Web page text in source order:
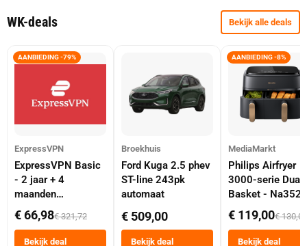
WK-deals Bekijk alle deals
AANBIEDING -79%
ExpressVPN
ExpressVPN Basic
- 2 jaar + 4
maanden
abonnement
€ 66,98€ 321,72
Bekijk deal
Broekhuis
Ford Kuga 2.5 phev
ST-line 243pk
automaat
€ 509,00
Bekijk deal
AANBIEDING -8%
MediaMarkt
Philips Airfryer
3000-serie Dual
Basket -
Dubbele Mand 9
Tot 6 Personen
Heteluchtfriteuse
€ 119,00€ 130,00
Bekijk deal